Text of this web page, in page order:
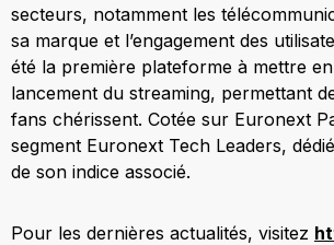
secteurs, notamment les
sa marque et l’engagement des
été la première plateforme à mettre
lancement du streaming, permettant
fans chérissent. Cotée sur Euronext
segment Euronext Tech Leaders,
de son indice associé.
Pour les dernières actualités, visitez